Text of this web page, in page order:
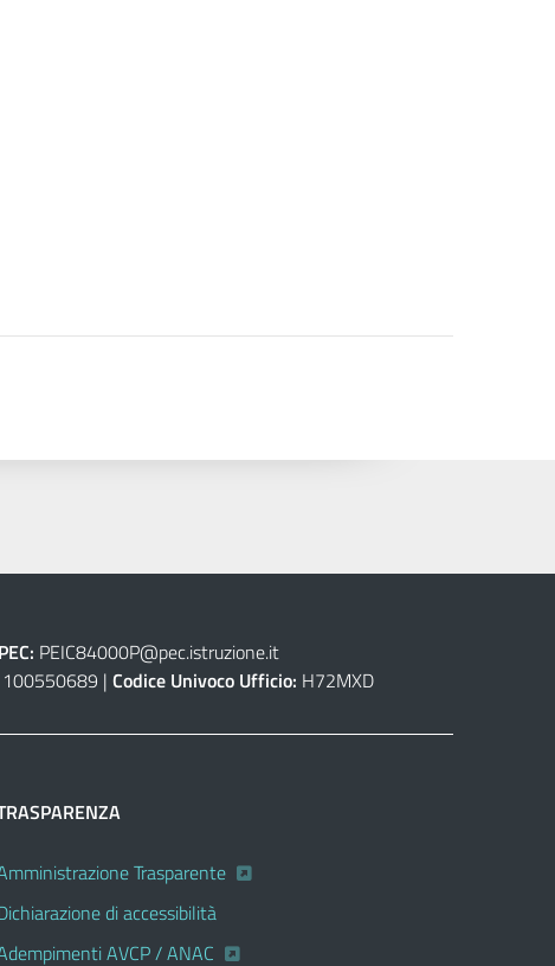
PEC: PEIC84000P@pec.istruzione.it
| Codice Univoco Ufficio: H72MXD
Trasparente
di accessibilità
AVCP / ANAC